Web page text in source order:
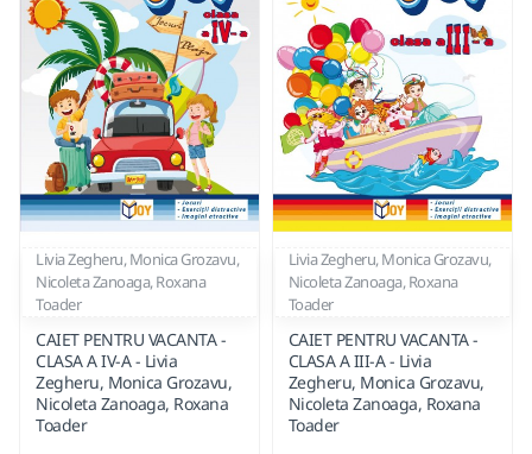
Livia Zegheru, Monica Grozavu,
Nicoleta Zanoaga, Roxana
Toader
CAIET PENTRU VACANTA -
CLASA A IV-A - Livia
Zegheru, Monica Grozavu,
Nicoleta Zanoaga, Roxana
Toader
Livia Zegheru, Monica Grozavu,
Nicoleta Zanoaga, Roxana
Toader
CAIET PENTRU VACANTA -
CLASA A III-A - Livia
Zegheru, Monica Grozavu,
Nicoleta Zanoaga, Roxana
Toader